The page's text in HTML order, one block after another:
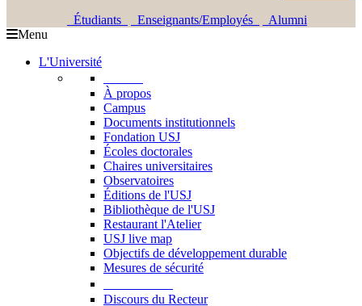
Étudiants Enseignants/Employés
Alumni
Menu
L'Université
À propos
Campus
Documents institutionnels
Fondation USJ
Écoles doctorales
Chaires universitaires
Observatoires
Éditions de l'USJ
Bibliothèque de l'USJ
Restaurant l'Atelier
USJ live map
Objectifs de développement durable
Mesures de sécurité
Discours du Recteur